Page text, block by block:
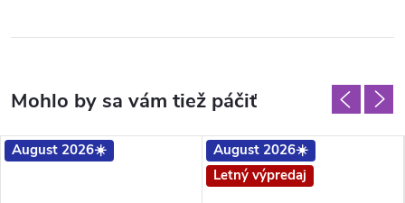
August 2026☀️
August 2026☀️
Letný výpredaj